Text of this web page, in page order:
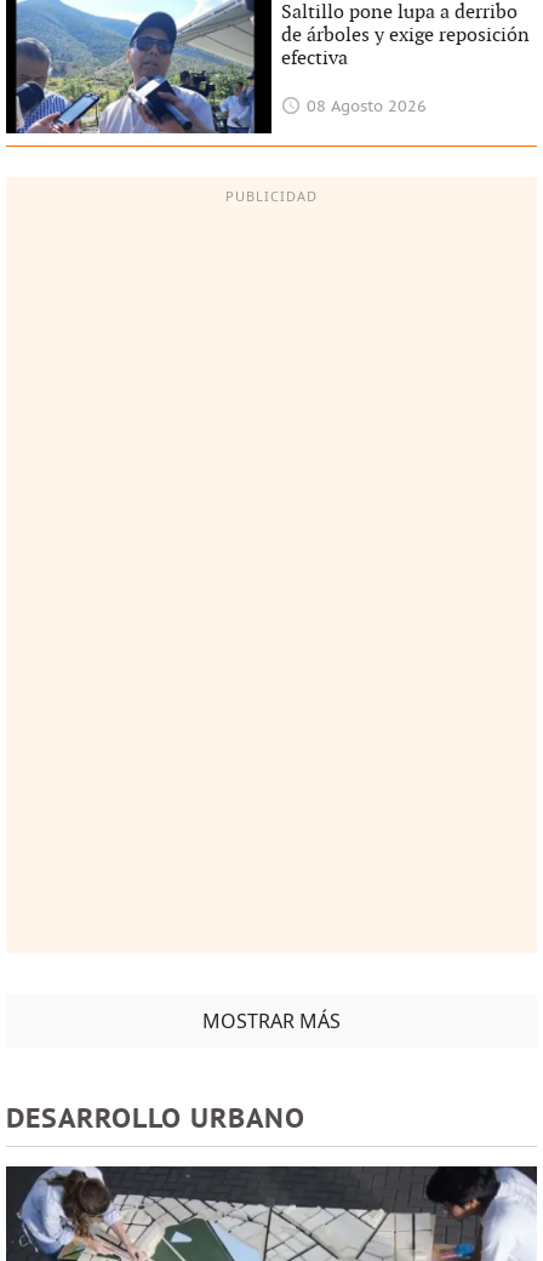
Saltillo pone lupa a derribo
de árboles y exige reposición
efectiva
08 Agosto 2026
PUBLICIDAD
MOSTRAR MÁS
DESARROLLO URBANO